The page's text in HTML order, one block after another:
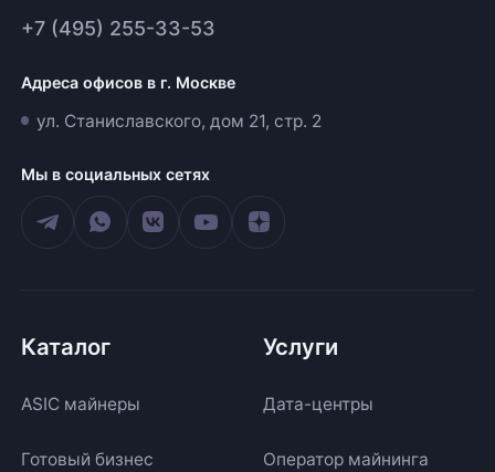
+7 (495) 255-33-53
Адреса офисов в г. Москве
ул. Станиславского, дом 21, стр. 2
Мы в социальных сетях
Каталог
ASIC майнеры
Готовый бизнес
Услуги
Дата-центры
Оператор майнинга